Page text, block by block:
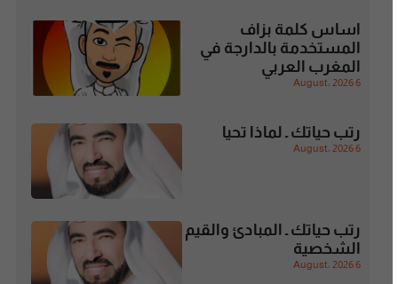
اساس كلمة بزاف
المستخدمة بالدارجة في
المغرب العربي
6 August، 2026
رتب حياتك ـ لماذا تحيا
6 August، 2026
رتب حياتك ـ المبادئ والقيم
الشخصية
6 August، 2026